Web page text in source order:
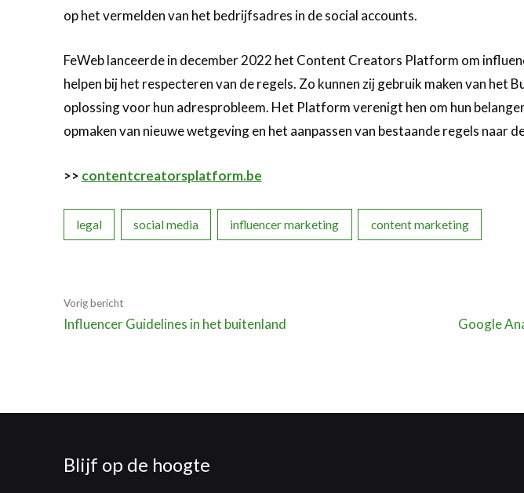
op het vermelden van het bedrijfsadres in de social accounts.
FeWeb lanceerde in december 2022 het Content Creators Platform om
helpen bij het respecteren van de regels. Zo kunnen zij gebruik maken van het
oplossing voor hun adresprobleem. Het Platform verenigt hen om hun
opmaken van nieuwe wetgeving en het aanpassen van bestaande regels naar
>> contentcreatorsplatform.be
legal social media influencer marketing content marketing
Vorig bericht
Influencer Guidelines in het buitenland
Google
Blijf op de hoogte